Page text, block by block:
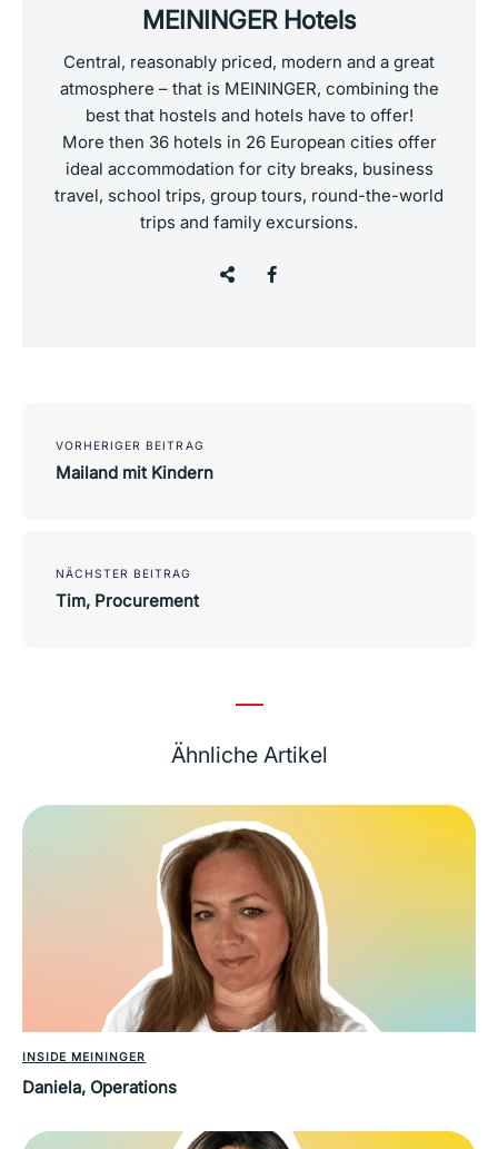
MEININGER Hotels
Central, reasonably priced, modern and a great
atmosphere – that is MEININGER, combining the
best that hostels and hotels have to offer!
More then 36 hotels in 26 European cities offer
ideal accommodation for city breaks, business
travel, school trips, group tours, round-the-world
trips and family excursions.
navigation
VORHERIGER BEITRAG
Mailand mit Kindern
NÄCHSTER BEITRAG
Tim, Procurement
Ähnliche Artikel
INSIDE MEININGER
Daniela, Operations